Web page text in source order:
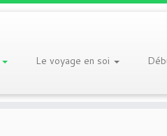
Le voyage en soi